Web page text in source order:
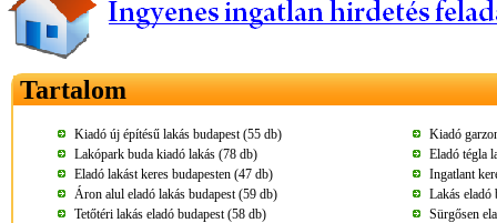
Tartalom
Kiadó új építésű lakás budapest (55 db)
Kiadó
Lakópark buda kiadó lakás (78 db)
Eladó tégla
Eladó lakást keres budapesten (47 db)
Ingatlant
Áron alul eladó lakás budapest (59 db)
Lakás eladó
Tetőtéri lakás eladó budapest (58 db)
Sürgősen